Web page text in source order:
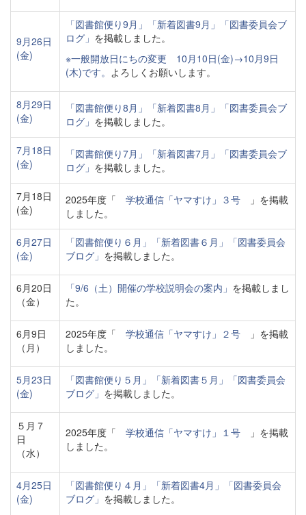
9月26日
(金)
「図書館便り9月」 「新着図書9月」
「図書委員会ブ
ログ」 を掲載しました。
※一般開放日にちの変更 10月10日(金)→10月9日
(木)です。 よろしくお願いします。
8月29日
(金)
「図書館便り8月」 「新着図書8月」
「図書委員会ブ
ログ」 を掲載しました。
7月18日
(金)
「図書館便り7月」 「新着図書7月」
「図書委員会ブ
ログ」 を掲載しました。
7月18日
(金)
2025年度「 学校通信「ヤマすけ」３号 」を掲載
しました。
6月27日
(金)
「図書館便り６月」 「新着図書６月」
「図書委員会
ブログ」 を掲載しました。
6月20日
（金）
「9/6（土）開催の学校説明会の案内」 を掲載しまし
た。
6月9日
（月）
2025年度「 学校通信「ヤマすけ」２号
」を掲載
しました。
5月23日
(金)
「図書館便り５月」 「新着図書５月」
「図書委員会
ブログ」 を掲載しました。
５月７
日
（水）
2025年度「 学校通信「ヤマすけ」１号 」を掲載
しました。
4月25日
(金)
「図書館便り４月」 「新着図書4月」
「図書委員会
ブログ」 を掲載しました。